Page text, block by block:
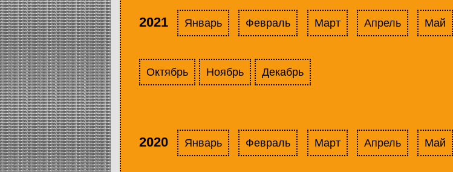
2021 Январь Февраль Март Апрель Май
Октябрь Ноябрь Декабрь
2020 Январь Февраль Март Апрель Май